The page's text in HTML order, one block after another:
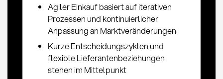
Agiler Einkauf basiert auf iterativen
Prozessen und kontinuierlicher
Anpassung an Marktveränderungen
Kurze Entscheidungszyklen und
flexible Lieferantenbeziehungen
stehen im Mittelpunkt